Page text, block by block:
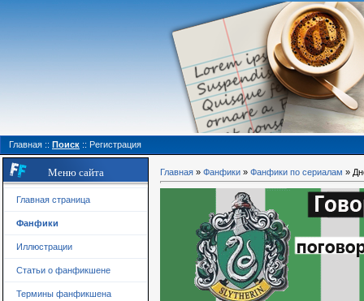
Главная :: Поиск :: Регистрация
Меню сайта
Главная страница
Фанфики
Иллюстрации
Статьи о фанфикшене
Термины фанфикшена
Главная » Фанфики » Фанфики по сериалам »